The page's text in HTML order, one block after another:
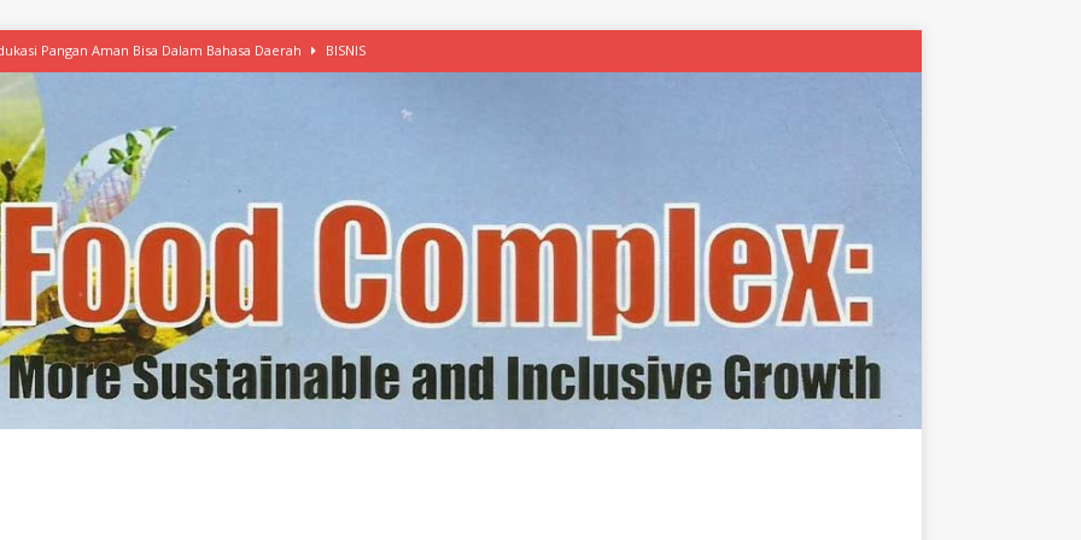
Pangan Aman Bisa Dalam Bahasa Daerah BISNIS
Mulai Ekspansi, IKEA dan MSC Dukung Seafood Berkelanjutan
Free Versi Healthy Choice, Tepung Talas Kimpul Pilihan Menu Sehat
Latih Olah Singkong, KKN Universitas Lampung Kenalkan Sosmocaf
Makanan dengan McCormick, Ciptakan Raksasa Rp1.100 Triliun